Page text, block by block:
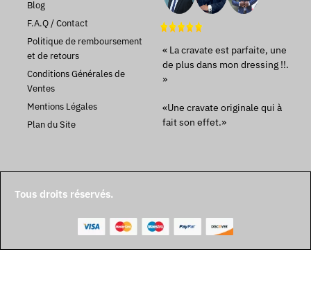
Blog
F.A.Q / Contact
Politique de remboursement
et de retours
Conditions Générales de
Ventes
Mentions Légales
Plan du Site
« La cravate est parfaite, une
de plus dans mon dressing !!.
»
«Une cravate originale qui à
fait son effet.»
Tous droits réservés.